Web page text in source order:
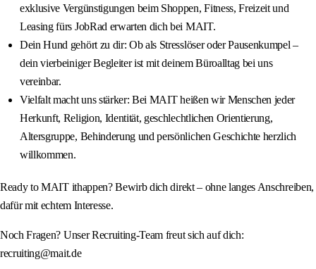
exklusive Vergünstigungen beim Shoppen, Fitness, Freizeit und
Leasing fürs JobRad erwarten dich bei MAIT.
Dein Hund gehört zu dir: Ob als Stresslöser oder Pausenkumpel –
dein vierbeiniger Begleiter ist mit deinem Büroalltag bei uns
vereinbar.
Vielfalt macht uns stärker: Bei MAIT heißen wir Menschen jeder
Herkunft, Religion, Identität, geschlechtlichen Orientierung,
Altersgruppe, Behinderung und persönlichen Geschichte herzlich
willkommen.
Ready to MAIT ithappen? Bewirb dich direkt – ohne langes Anschreiben,
dafür mit echtem Interesse.
Noch Fragen? Unser Recruiting-Team freut sich auf dich:
recruiting@mait.de